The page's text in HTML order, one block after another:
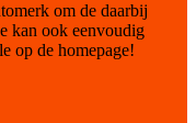
om de daarbij
kan ook eenvoudig
op de homepage!